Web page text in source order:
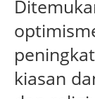
kiasan